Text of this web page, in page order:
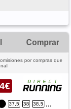
Comprar
por compras que
37,5 38 38,5 ...